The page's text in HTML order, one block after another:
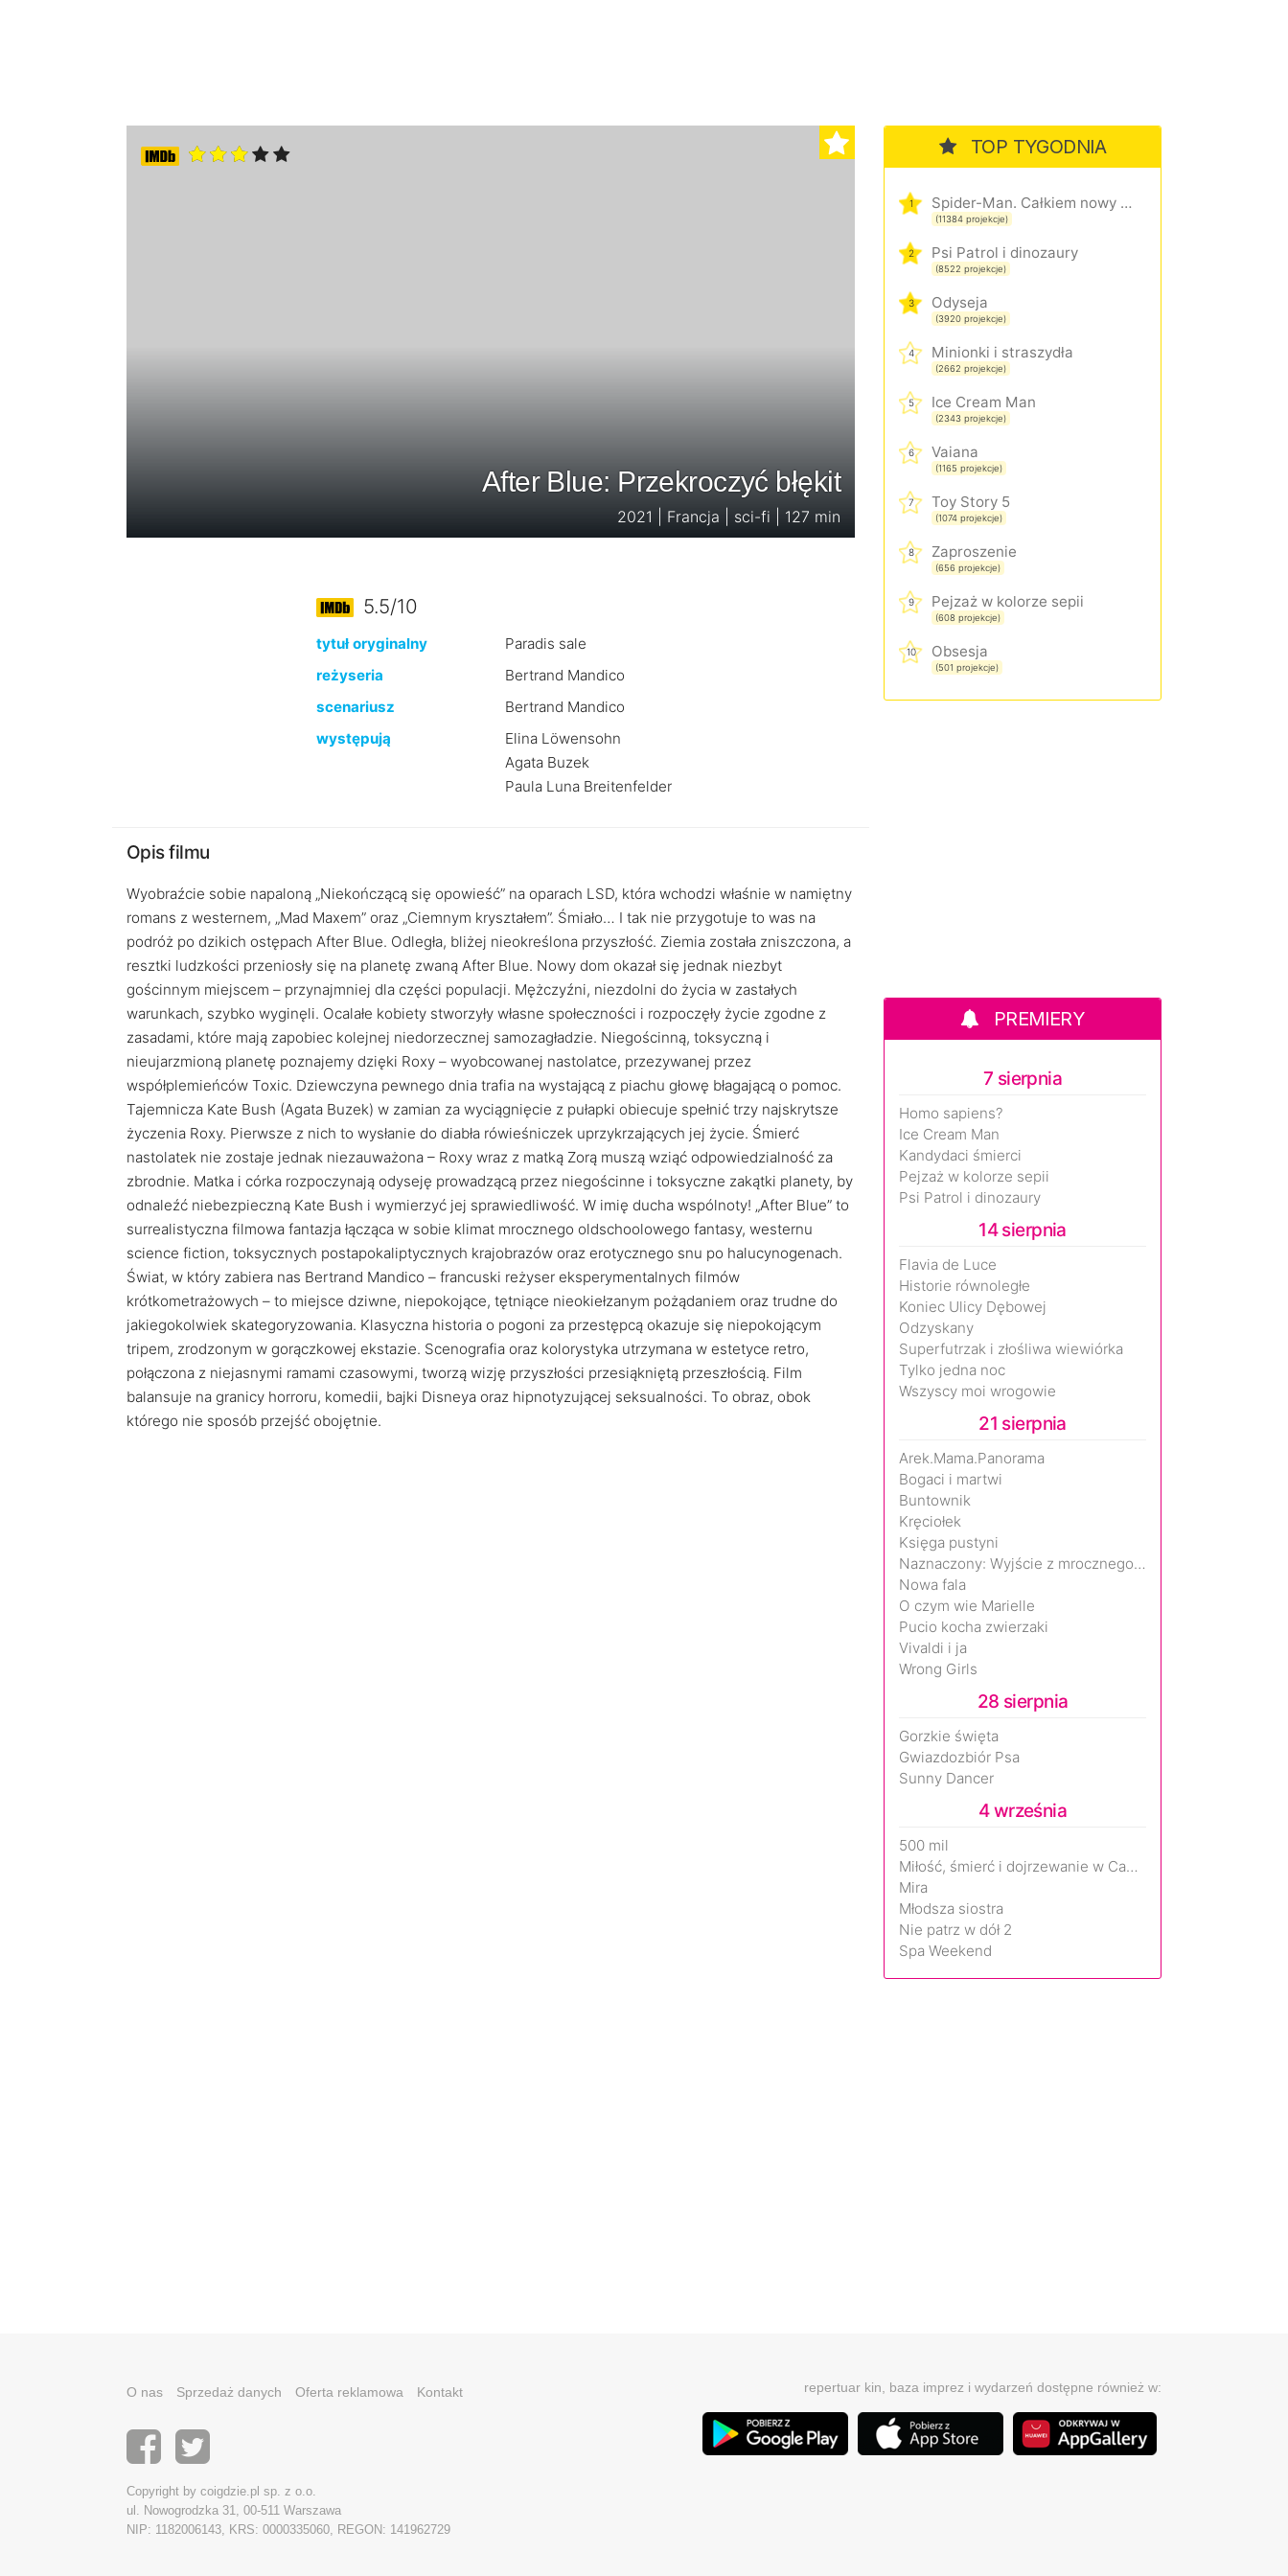
After Blue: Przekroczyć błękit
2021 | Francja | sci-fi | 127 min
5.5/10
tytuł oryginalny
Paradis sale
reżyseria
Bertrand Mandico
scenariusz
Bertrand Mandico
występują
Elina Löwensohn
Agata Buzek
Paula Luna Breitenfelder
Opis filmu
Wyobraźcie sobie napaloną „Niekończącą się opowieść” na oparach LSD, która wchodzi właśnie w namiętny
romans z westernem, „Mad Maxem” oraz „Ciemnym kryształem”. Śmiało… I tak nie przygotuje to was na
podróż po dzikich ostępach After Blue. Odległa, bliżej nieokreślona przyszłość. Ziemia została zniszczona, a
resztki ludzkości przeniosły się na planetę zwaną After Blue. Nowy dom okazał się jednak niezbyt
gościnnym miejscem – przynajmniej dla części populacji. Mężczyźni, niezdolni do życia w zastałych
warunkach, szybko wyginęli. Ocalałe kobiety stworzyły własne społeczności i rozpoczęły życie zgodne z
zasadami, które mają zapobiec kolejnej niedorzecznej samozagładzie. Niegościnną, toksyczną i
nieujarzmioną planetę poznajemy dzięki Roxy – wyobcowanej nastolatce, przezywanej przez
współplemieńców Toxic. Dziewczyna pewnego dnia trafia na wystającą z piachu głowę błagającą o pomoc.
Tajemnicza Kate Bush (Agata Buzek) w zamian za wyciągnięcie z pułapki obiecuje spełnić trzy najskrytsze
życzenia Roxy. Pierwsze z nich to wysłanie do diabła rówieśniczek uprzykrzających jej życie. Śmierć
nastolatek nie zostaje jednak niezauważona – Roxy wraz z matką Zorą muszą wziąć odpowiedzialność za
zbrodnie. Matka i córka rozpoczynają odyseję prowadzącą przez niegościnne i toksyczne zakątki planety, by
odnaleźć niebezpieczną Kate Bush i wymierzyć jej sprawiedliwość. W imię ducha wspólnoty! „After Blue” to
surrealistyczna filmowa fantazja łącząca w sobie klimat mrocznego oldschoolowego fantasy, westernu
science fiction, toksycznych postapokaliptycznych krajobrazów oraz erotycznego snu po halucynogenach.
Świat, w który zabiera nas Bertrand Mandico – francuski reżyser eksperymentalnych filmów
krótkometrażowych – to miejsce dziwne, niepokojące, tętniące nieokiełzanym pożądaniem oraz trudne do
jakiegokolwiek skategoryzowania. Klasyczna historia o pogoni za przestępcą okazuje się niepokojącym
tripem, zrodzonym w gorączkowej ekstazie. Scenografia oraz kolorystyka utrzymana w estetyce retro,
połączona z niejasnymi ramami czasowymi, tworzą wizję przyszłości przesiąkniętą przeszłością. Film
balansuje na granicy horroru, komedii, bajki Disneya oraz hipnotyzującej seksualności. To obraz, obok
którego nie sposób przejść obojętnie.
TOP TYGODNIA
1 Spider-Man. Całkiem nowy dzień
(11384 projekcje)
2 Psi Patrol i dinozaury
(8522 projekcje)
3 Odyseja
(3920 projekcje)
4 Minionki i straszydła
(2662 projekcje)
5 Ice Cream Man
(2343 projekcje)
6 Vaiana
(1165 projekcje)
7 Toy Story 5
(1074 projekcje)
8 Zaproszenie
(656 projekcje)
9 Pejzaż w kolorze sepii
(608 projekcje)
10 Obsesja
(501 projekcje)
PREMIERY
7 sierpnia
Homo sapiens?
Ice Cream Man
Kandydaci śmierci
Pejzaż w kolorze sepii
Psi Patrol i dinozaury
14 sierpnia
Flavia de Luce
Historie równoległe
Koniec Ulicy Dębowej
Odzyskany
Superfutrzak i złośliwa wiewiórka
Tylko jedna noc
Wszyscy moi wrogowie
21 sierpnia
Arek.Mama.Panorama
Bogaci i martwi
Buntownik
Kręciołek
Księga pustyni
Naznaczony: Wyjście z mrocznego wymiaru
Nowa fala
O czym wie Marielle
Pucio kocha zwierzaki
Vivaldi i ja
Wrong Girls
28 sierpnia
Gorzkie święta
Gwiazdozbiór Psa
Sunny Dancer
4 września
500 mil
Miłość, śmierć i dojrzewanie w Camp Miasma
Mira
Młodsza siostra
Nie patrz w dół 2
Spa Weekend
O nas Sprzedaż danych Oferta reklamowa Kontakt
Copyright by coigdzie.pl sp. z o.o.
ul. Nowogrodzka 31, 00-511 Warszawa
NIP: 1182006143, KRS: 0000335060, REGON: 141962729
repertuar kin, baza imprez i wydarzeń dostępne również w: